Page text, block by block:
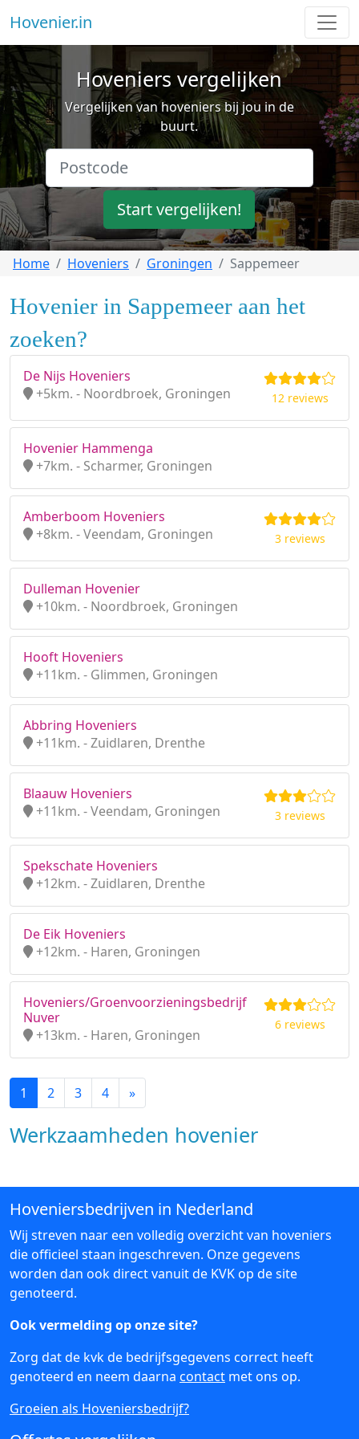
Hovenier.in
Hoveniers vergelijken
Vergelijken van hoveniers bij jou in de
buurt.
Start vergelijken!
Home Hoveniers Groningen Sappemeer
Hovenier in Sappemeer aan het
zoeken?
De Nijs Hoveniers
+5km. - Noordbroek, Groningen
12 reviews
Hovenier Hammenga
+7km. - Scharmer, Groningen
Amberboom Hoveniers
+8km. - Veendam, Groningen
3 reviews
Dulleman Hovenier
+10km. - Noordbroek, Groningen
Hooft Hoveniers
+11km. - Glimmen, Groningen
Abbring Hoveniers
+11km. - Zuidlaren, Drenthe
Blaauw Hoveniers
+11km. - Veendam, Groningen
3 reviews
Spekschate Hoveniers
+12km. - Zuidlaren, Drenthe
De Eik Hoveniers
+12km. - Haren, Groningen
Hoveniers/Groenvoorzieningsbedrijf
Nuver
+13km. - Haren, Groningen
6 reviews
1 2 3 4 »
Werkzaamheden hovenier
Hoveniersbedrijven in Nederland
Wij streven naar een volledig overzicht van hoveniers
die officieel staan ingeschreven. Onze gegevens
worden dan ook direct vanuit de KVK op de site
genoteerd.
Ook vermelding op onze site?
Zorg dat de kvk de bedrijfsgegevens correct heeft
genoteerd en neem daarna contact met ons op.
Groeien als Hoveniersbedrijf?